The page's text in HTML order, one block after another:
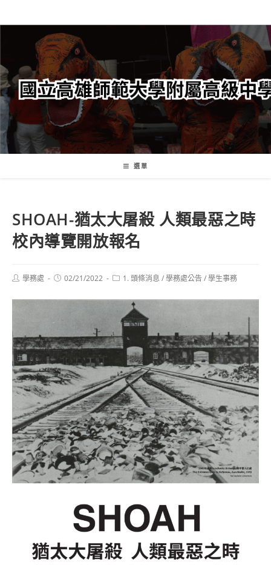
轉
要
內
容
選單
SHOAH-猶太大屠殺 人類最惡之時
校內導覽開放報名
Post學務處
Post02/21/2022
Post1. 頭條消息 /學務處公告/學生事務